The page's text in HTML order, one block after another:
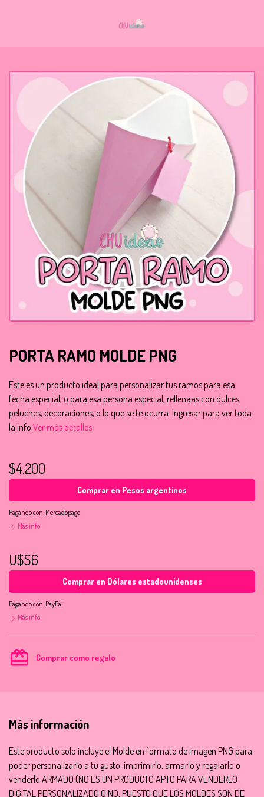
PORTA RAMO MOLDE PNG
Este es un producto ideal para personalizar tus ramos para esa
fecha especial, o para esa persona especial, rellenaas con dulces,
peluches, decoraciones, o lo que se te ocurra. Ingresar para ver toda
la info Ver más detalles
$4.200
Comprar en Pesos argentinos
Pagando con: Mercadopago
Más info
U$S6
Comprar en Dólares estadounidenses
Pagando con: PayPal
Más info
card_giftcard Comprar como regalo
Más información
Este producto solo incluye el Molde en formato de imagen PNG para
poder personalizarlo a tu gusto, imprimirlo, armarlo y regalarlo o
venderlo ARMADO (NO ES UN PRODUCTO APTO PARA VENDERLO
DIGITAL PERSONALIZADO O NO, PUESTO QUE LOS MOLDES SON DE